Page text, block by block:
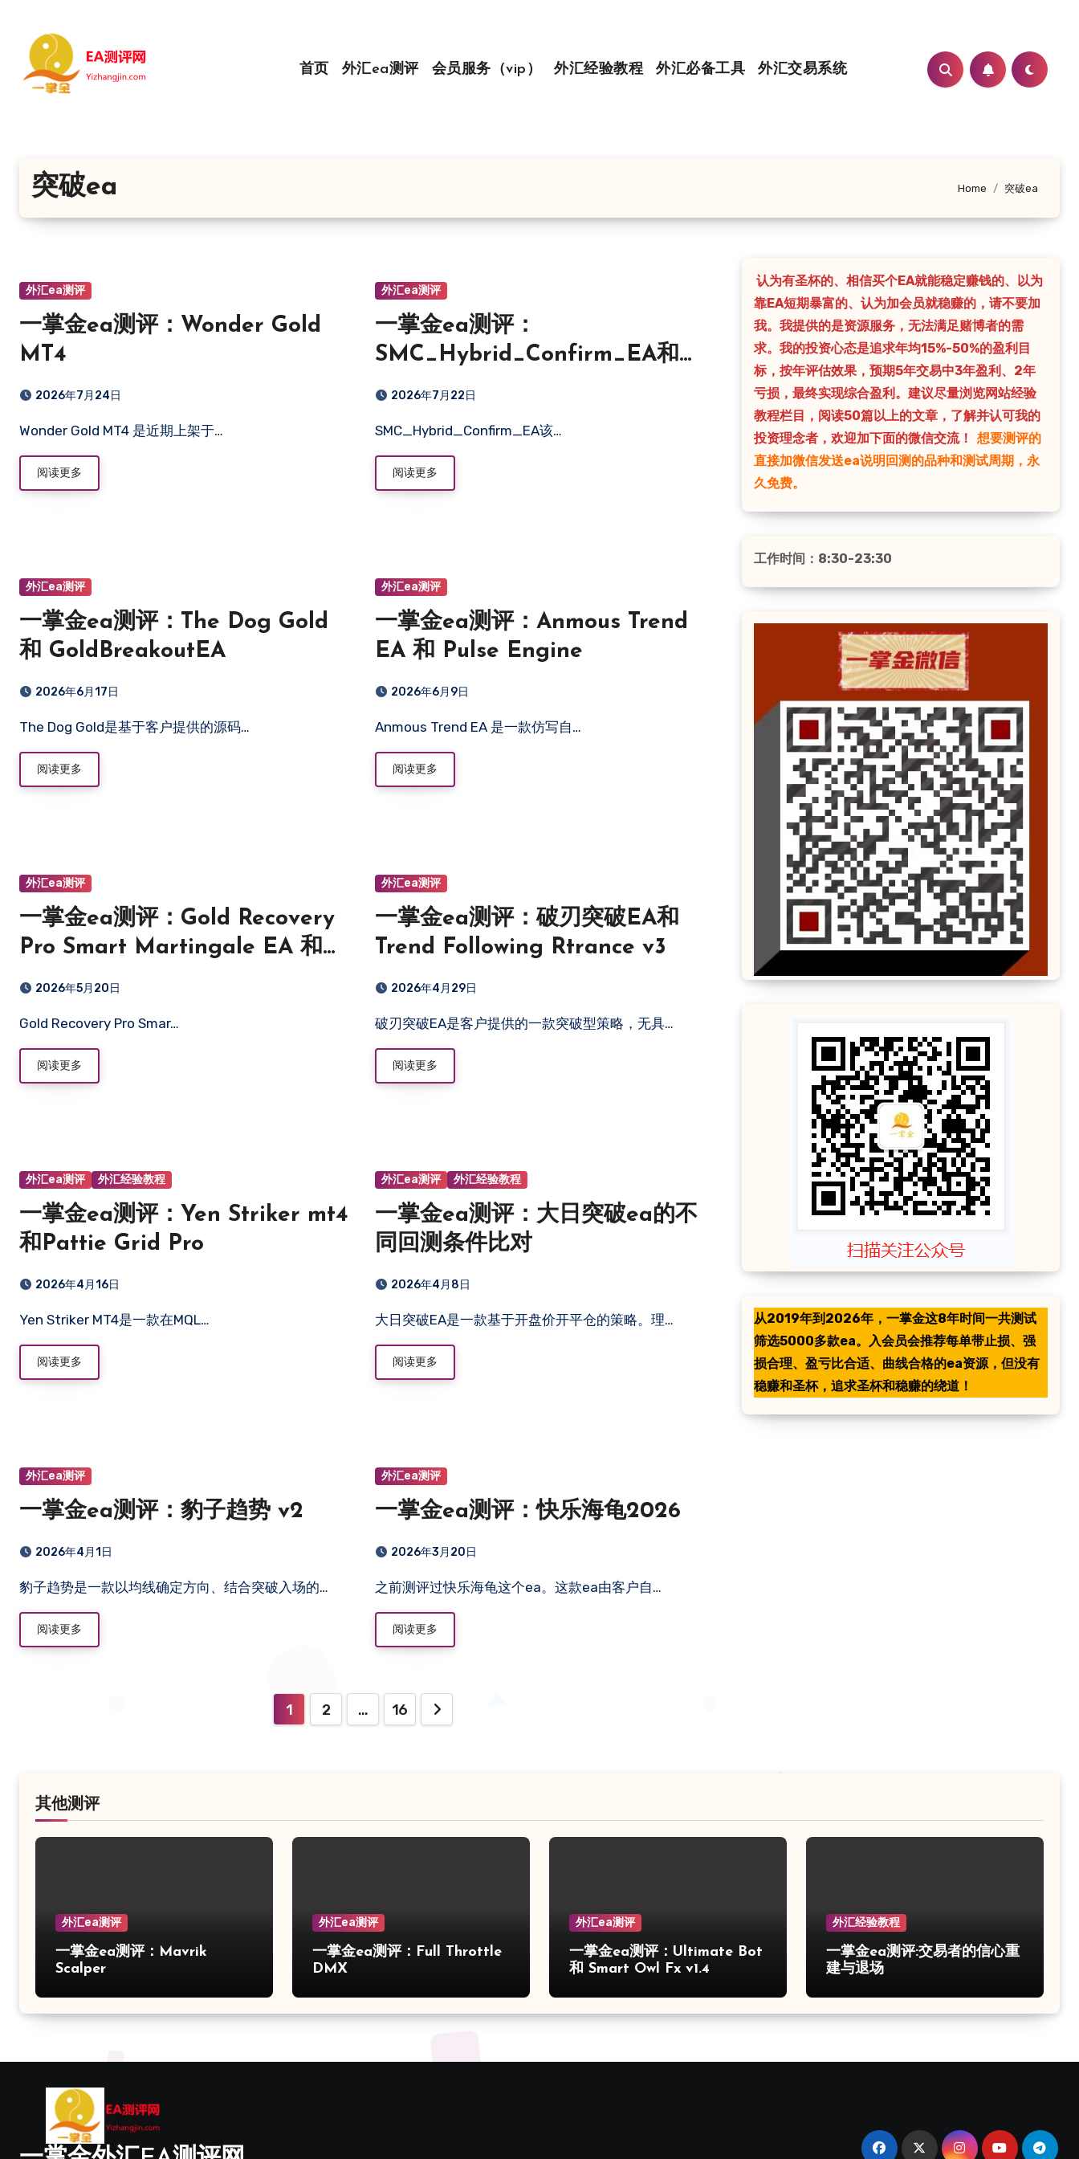
首页 外汇ea测评 会员服务（vip） 外汇经验教程 外汇必备工具 外汇交易系统
突破ea Home 突破ea
外汇ea测评
一掌金ea测评：Wonder Gold
MT4
2026年7月24日
Wonder Gold MT4 是近期上架于…
阅读更多
外汇ea测评
一掌金ea测评：
SMC_Hybrid_Confirm_EA和
Lizard v1.72
2026年7月22日
SMC_Hybrid_Confirm_EA该…
阅读更多
外汇ea测评
一掌金ea测评：The Dog Gold
和 GoldBreakoutEA
2026年6月17日
The Dog Gold是基于客户提供的源码…
阅读更多
外汇ea测评
一掌金ea测评：Anmous Trend
EA 和 Pulse Engine
2026年6月9日
Anmous Trend EA 是一款仿写自…
阅读更多
外汇ea测评
一掌金ea测评：Gold Recovery
Pro Smart Martingale EA 和
Prado新参数
2026年5月20日
Gold Recovery Pro Smar…
阅读更多
外汇ea测评
一掌金ea测评：破刃突破EA和
Trend Following Rtrance v3
2026年4月29日
破刃突破EA是客户提供的一款突破型策略，无具…
阅读更多
外汇ea测评 外汇经验教程
一掌金ea测评：Yen Striker mt4
和Pattie Grid Pro
2026年4月16日
Yen Striker MT4是一款在MQL…
阅读更多
外汇ea测评 外汇经验教程
一掌金ea测评：大日突破ea的不
同回测条件比对
2026年4月8日
大日突破EA是一款基于开盘价开平仓的策略。理…
阅读更多
外汇ea测评
一掌金ea测评：豹子趋势 v2
2026年4月1日
豹子趋势是一款以均线确定方向、结合突破入场的…
阅读更多
外汇ea测评
一掌金ea测评：快乐海龟2026
2026年3月20日
之前测评过快乐海龟这个ea。这款ea由客户自…
阅读更多
文
1 2 … 16
认为有圣杯的、相信买个EA就能稳定赚钱的、以为
靠EA短期暴富的、认为加会员就稳赚的，请不要加
我。我提供的是资源服务，无法满足赌博者的需
求。我的投资心态是追求年均15%-50%的盈利目
标，按年评估效果，预期5年交易中3年盈利、2年
亏损，最终实现综合盈利。建议尽量浏览网站经验
教程栏目，阅读50篇以上的文章，了解并认可我的
投资理念者，欢迎加下面的微信交流！
想要测评的
直接加微信发送ea说明回测的品种和测试周期，永
久免费。
工作时间：8:30-23:30
从2019年到2026年，一掌金这8年时间一共测试
筛选5000多款ea。入会员会推荐每单带止损、强
损合理、盈亏比合适、曲线合格的ea资源，但没有
稳赚和圣杯，追求圣杯和稳赚的绕道！
其他测评
外汇ea测评
一掌金ea测评：Mavrik
Scalper
外汇ea测评
一掌金ea测评：Full Throttle
DMX
外汇ea测评
一掌金ea测评：Ultimate Bot
和 Smart Owl Fx v1.4
外汇经验教程
一掌金ea测评:交易者的信心重
建与退场